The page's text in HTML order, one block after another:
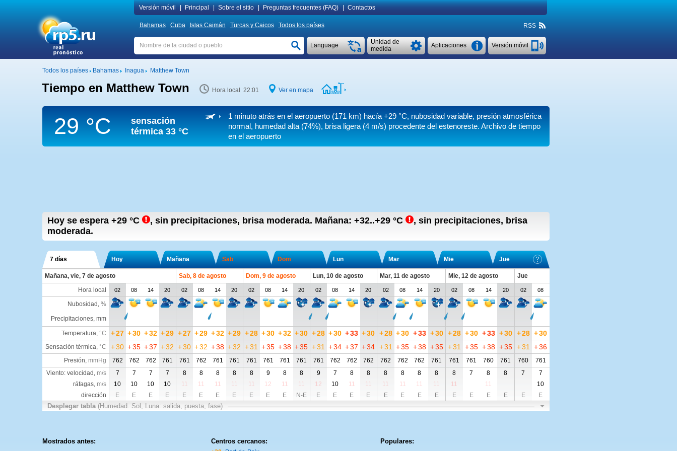
Versión móvil Principal Sobre el sitio Preguntas frecuentes (FAQ) Contactos
Bahamas Cuba Islas Caimán Turcas y Caicos Todos los países RSS
Versión móvil
Aplicaciones
Unidad de
medida
Language
Todos los países Bahamas Inagua Matthew Town
Tiempo en Matthew Town Hora local 22:01 Ver en mapa
29 °C
sensación
térmica 33 °C
1 minuto atrás en el aeropuerto (171 km) hacía+29 °C, nubosidad variable, presión atmosférica
normal, humedad alta (74%), brisa ligera (4 m/s) procedente del estenoreste. Archivo de tiempo
en el aeropuerto
Hoy se espera +29 °C , sin precipitaciones, brisa moderada. Mañana: +32..+29 °C , sin precipitaciones, brisa
moderada.
7 días Hoy Mañana Sab Dom Lun Mar Mie Jue
Mañana, vie, 7 de agosto Sab, 8 de agosto Dom, 9 de agosto Lun, 10 de agosto Mar, 11 de agosto Mie, 12 de agosto
Jue
Hora local
02 08 14 20 02 08 14 20 02 08 14 20 02 08 14 20 02 08 14 20 02 08 14 20 02 08
Nubosidad , %
Precipitaciones, mm
Temperatura, °C +27 +30 +32 +29 +27 +29 +32 +29 +28 +30 +32 +30 +28 +30 +33 +30 +28 +30 +33 +30 +28 +30 +33 +30 +28 +30
Sensación térmica, °C +30 +35 +37 +32 +30 +32 +38 +32 +31 +35 +38 +35 +31 +34 +37 +34 +31 +35 +38 +35 +31 +35 +38 +35 +31 +36
Presión, mmHg 762 762 762 761 761 762 761 761 761 761 761 761 761 762 762 762 762 762 762 761 761 761 760 761 760
761
Viento: velocidad, m/s 7 7 7 7 8 8 8 8 8 9 8 8 9 7 8 8 8 8 8 8 8 7 8 8 7
7
ráfagas, m/s 10 10 10 10 11 11 11 11 11 12 11 11 12 10 11 11 11 11 11 11 11 11
10
dirección
E E E E E E E E E E E N-E E E E E E E E E E E E E E E
Desplegar tabla (Humedad. Sol, Luna: salida, puesta, fase)
Mostrados antes: Centros cercanos: Populares: